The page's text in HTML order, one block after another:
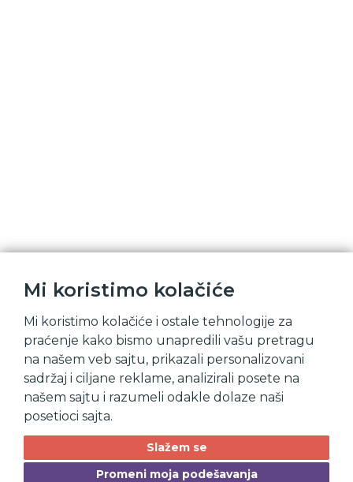
Mi koristimo kolačiće
Mi koristimo kolačiće i ostale tehnologije za
praćenje kako bismo unapredili vašu pretragu
na našem veb sajtu, prikazali personalizovani
sadržaj i ciljane reklame, analizirali posete na
našem sajtu i razumeli odakle dolaze naši
posetioci sajta.
Slažem se
Promeni moja podešavanja
Pokrenite poletanje